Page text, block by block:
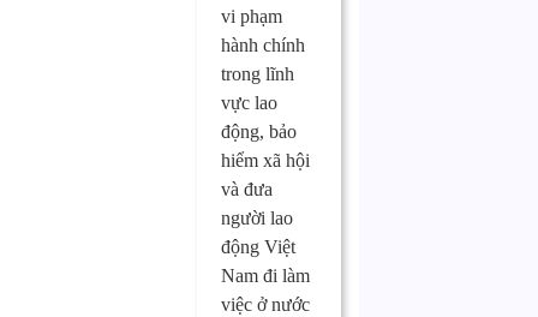
vi phạm
hành chính
trong lĩnh
vực lao
động, bảo
hiểm xã hội
và đưa
người lao
động Việt
Nam đi làm
việc ở nước